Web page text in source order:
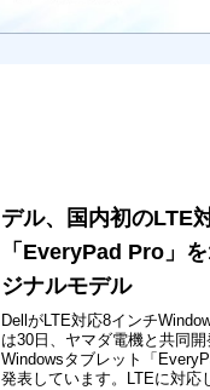
デル、国内初のLTE
「EveryPad Pro」
ジナルモデル
DellがLTE対応8インチ
は30日、ヤマダ電機と共同
Windowsタブレット「
発表しています。LTEに対応